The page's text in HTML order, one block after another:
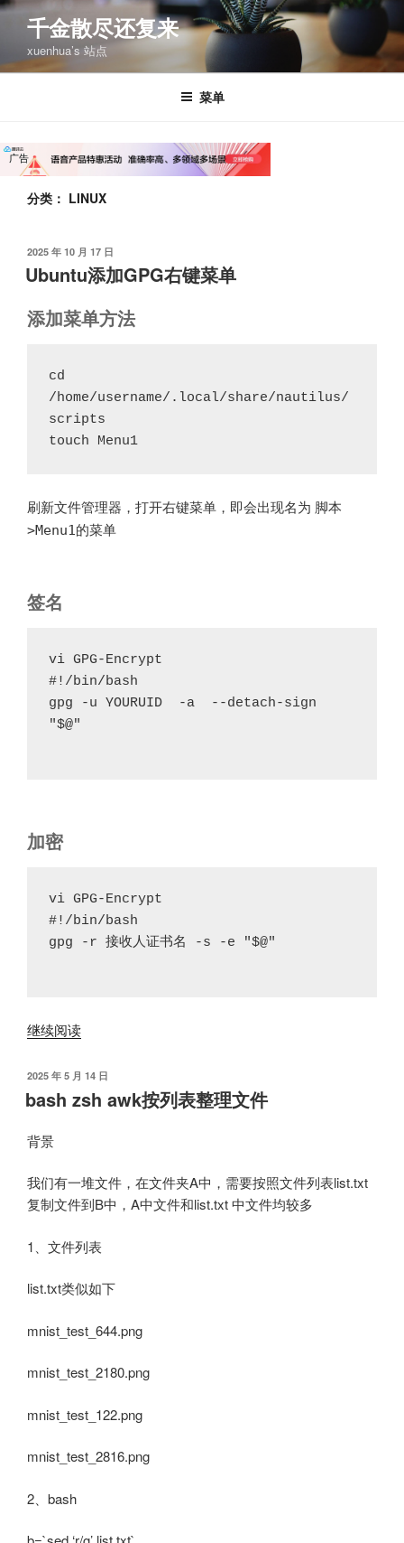
跳
容
千金散尽还复来
xuenhua’s 站点
菜单
分类： LINUX
发
布
于
2025 年 10 月 17 日
Ubuntu添加GPG右键菜单
添加菜单方法
cd
/home/username/.local/share/nautilus/
scripts
刷新文件管理器，打开右键菜单，即会出现名为 脚本
>Menu1的菜单
签名
vi GPG-Encrypt
#!/bin/bash
gpg -u YOURUID  -a  --detach-sign
"$@"
加密
vi GPG-Encrypt
#!/bin/bash
gpg -r 接收人证书名 -s -e "$@"
继续阅读“Ubuntu
加
GPG
单”
发
布
于
2025 年 5 月 14 日
bash zsh awk按列表整理文件
背景
我们有一堆文件，在文件夹A中，需要按照文件列表list.txt
复制文件到B中，A中文件和list.txt 中文件均较多
1、文件列表
list.txt类似如下
mnist_test_644.png
mnist_test_2180.png
mnist_test_122.png
mnist_test_2816.png
2、bash